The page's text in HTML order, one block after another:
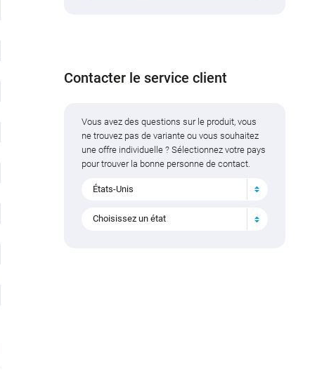
Contacter le service client
Vous avez des questions sur le produit, vous
ne trouvez pas de variante ou vous souhaitez
une offre individuelle ? Sélectionnez votre pays
pour trouver la bonne personne de contact.
États-Unis
Choisissez un état